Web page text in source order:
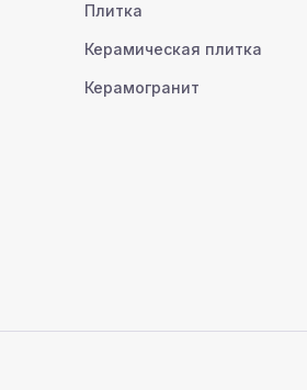
Плитка
Керамическая плитка
Керамогранит